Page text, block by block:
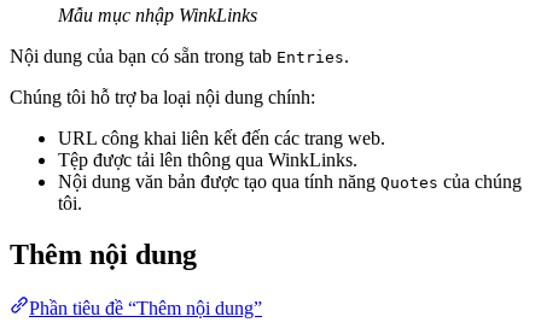
Mẫu mục nhập WinkLinks
Nội dung của bạn có sẵn trong tab Entries.
Chúng tôi hỗ trợ ba loại nội dung chính:
URL công khai liên kết đến các trang web.
Tệp được tải lên thông qua WinkLinks.
Nội dung văn bản được tạo qua tính năng Quotes của chúng
tôi.
Thêm nội dung
Phần tiêu đề “Thêm nội dung”